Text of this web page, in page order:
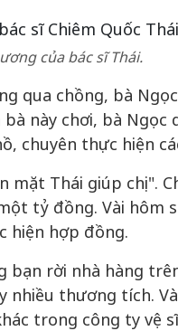
của bác sĩ Thái.
qua chồng, bà
này chơi, bà
chuyên thực hiện
mặt Thái giúp chị".
tỷ đồng. Vài hôm
hiện hợp đồng.
bạn rời nhà hàng
nhiều thương tích.
trong công ty vệ
Việt Nam gia
– Khơi
lực văn hóa,
vị thế kiến
5: Dấu ấn
trình
toàn cầu